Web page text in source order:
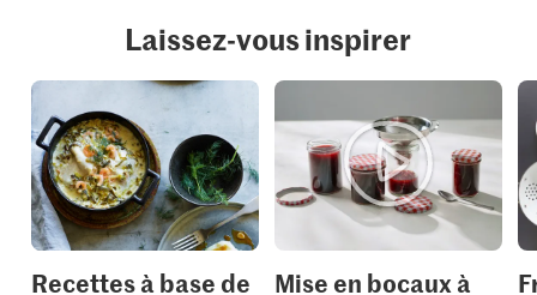
Laissez-vous inspirer
Recettes à base de
Mise en bocaux à